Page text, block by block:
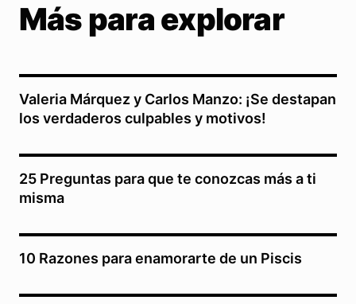
Más para explorar
Valeria Márquez y Carlos Manzo: ¡Se destapan
los verdaderos culpables y motivos!
25 Preguntas para que te conozcas más a ti
misma
10 Razones para enamorarte de un Piscis